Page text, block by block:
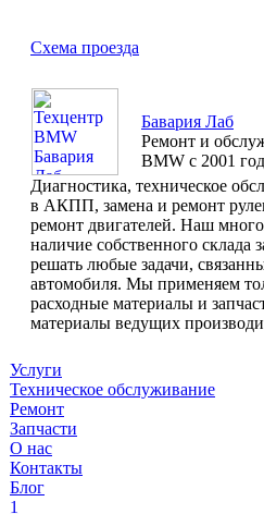
Схема проезда
Бавария Лаб
Ремонт и
BMW с 2001
Диагностика, техническое
в АКПП, замена и ремонт
ремонт двигателей. Наш
наличие собственного склада
решать любые задачи,
автомобиля. Мы применяем
расходные материалы и
материалы ведущих
Услуги
Техническое обслуживание
Ремонт
Запчасти
О нас
Контакты
Блог
1